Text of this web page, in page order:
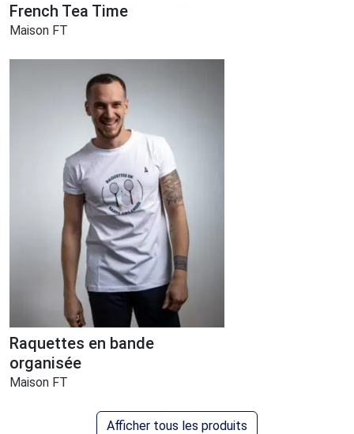
French Tea Time
Maison FT
Raquettes en bande
organisée
Maison FT
Afficher tous les produits